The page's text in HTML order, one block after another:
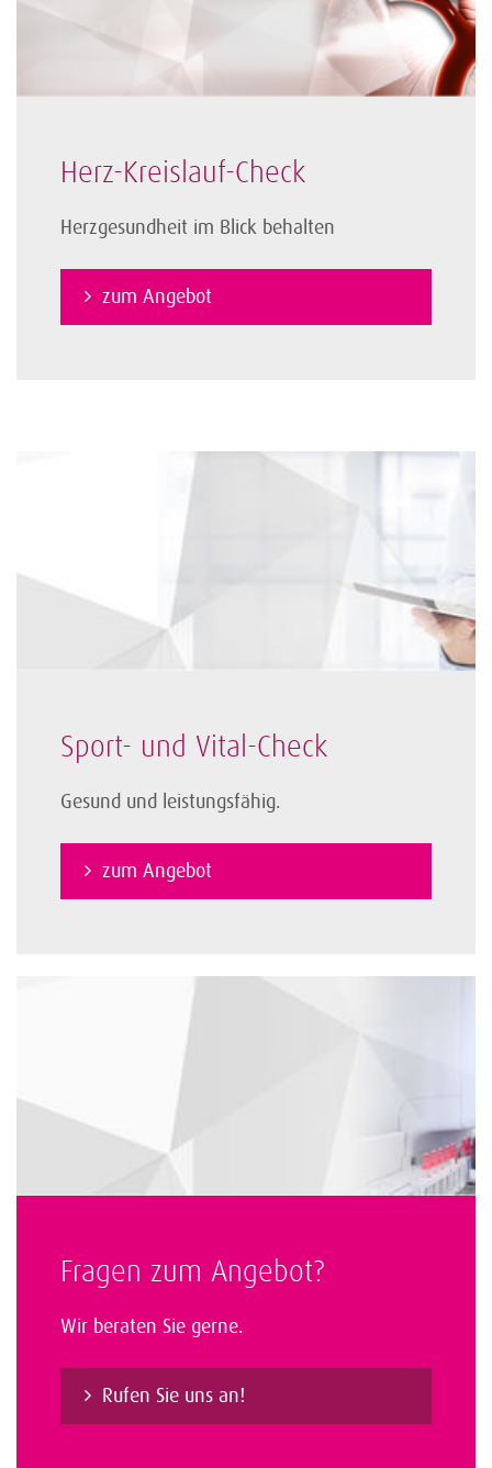
Herz-Kreislauf-Check
Herzgesundheit im Blick behalten
zum Angebot
Sport- und Vital-Check
Gesund und leistungsfähig.
zum Angebot
Fragen zum Angebot?
Wir beraten Sie gerne.
Rufen Sie uns an!